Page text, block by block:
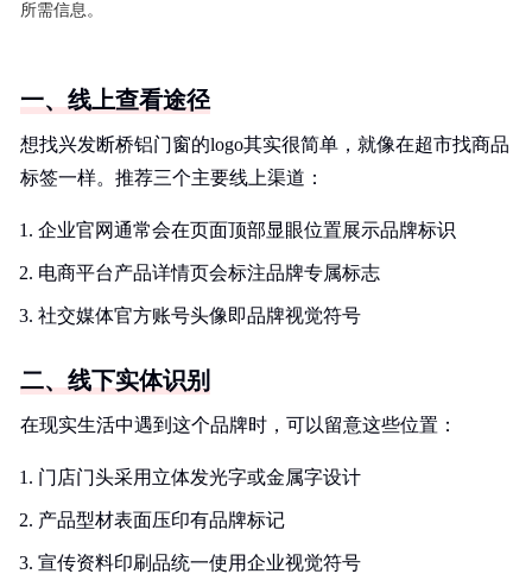
所需信息。
一、线上查看途径
想找兴发断桥铝门窗的logo其实很简单，就像在超市找商品
标签一样。推荐三个主要线上渠道：
企业官网通常会在页面顶部显眼位置展示品牌标识
电商平台产品详情页会标注品牌专属标志
社交媒体官方账号头像即品牌视觉符号
二、线下实体识别
在现实生活中遇到这个品牌时，可以留意这些位置：
门店门头采用立体发光字或金属字设计
产品型材表面压印有品牌标记
宣传资料印刷品统一使用企业视觉符号